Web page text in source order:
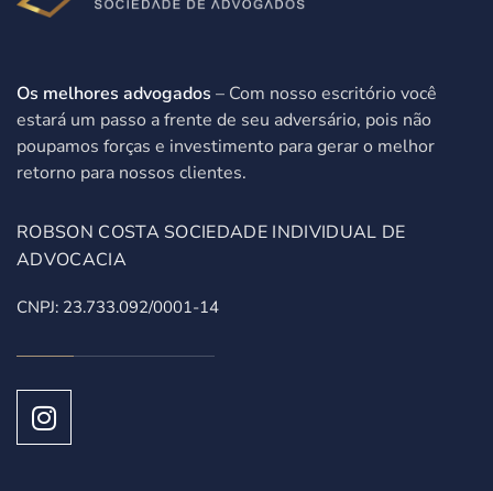
Os melhores advogados – Com nosso escritório você
estará um passo a frente de seu adversário, pois não
poupamos forças e investimento para gerar o melhor
retorno para nossos clientes.
ROBSON COSTA SOCIEDADE INDIVIDUAL DE
ADVOCACIA
CNPJ: 23.733.092/0001-14